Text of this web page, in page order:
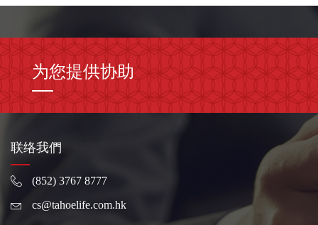
为您提供协助
联络我們
(852) 3767 8777
cs@tahoelife.com.hk